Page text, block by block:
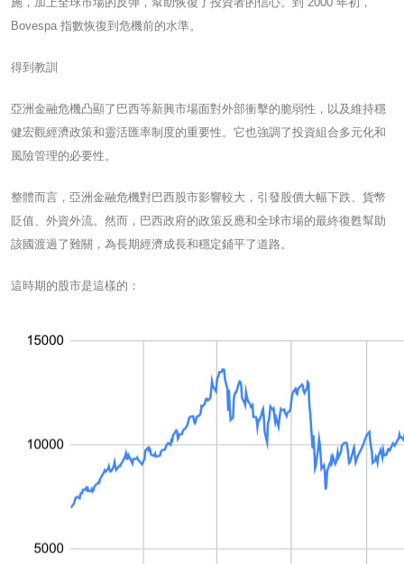
Bovespa 指數恢復到危機前的水準。
得到教訓
亞洲金融危機凸顯了巴西等新興市場面對外部衝擊的脆弱性，以及維持穩
健宏觀經濟政策和靈活匯率制度的重要性。它也強調了投資組合多元化和
風險管理的必要性。
整體而言，亞洲金融危機對巴西股市影響較大，引發股價大幅下跌、貨幣
貶值、外資外流。然而，巴西政府的政策反應和全球市場的最終復甦幫助
該國渡過了難關，為長期經濟成長和穩定鋪平了道路。
這時期的股市是這樣的：